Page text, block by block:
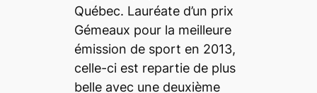
Québec. Lauréate d’un prix
Gémeaux pour la meilleure
émission de sport en 2013,
celle-ci est repartie de plus
belle avec une deuxième